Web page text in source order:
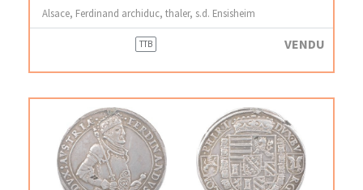
Alsace, Ferdinand archiduc, thaler, s.d. Ensisheim
TTB VENDU